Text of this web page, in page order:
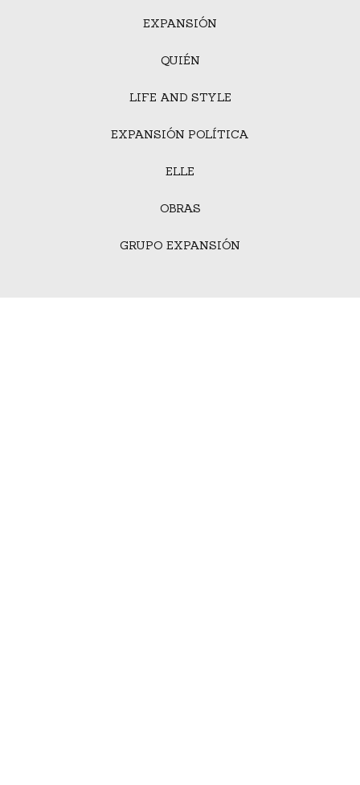
EXPANSIÓN
QUIÉN
LIFE AND STYLE
EXPANSIÓN POLÍTICA
ELLE
OBRAS
GRUPO EXPANSIÓN